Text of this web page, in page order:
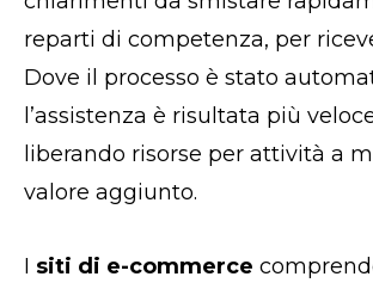
reparti di competenza, per
Dove il processo è stato
l’assistenza è risultata più
liberando risorse per attività a
valore aggiunto.
I siti di e-commerce